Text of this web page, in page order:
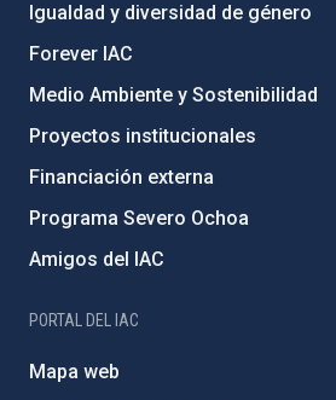
Igualdad y diversidad de género
Forever IAC
Medio Ambiente y Sostenibilidad
Proyectos institucionales
Financiación externa
Programa Severo Ochoa
Amigos del IAC
PORTAL DEL IAC
Mapa web